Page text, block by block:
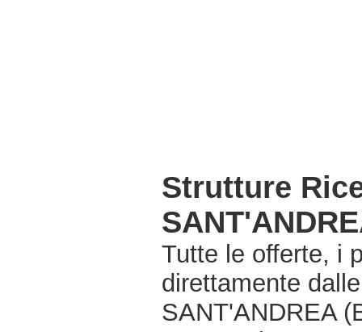
Strutture
Tutte le offerte, i
direttamente
SANT'ANDREA